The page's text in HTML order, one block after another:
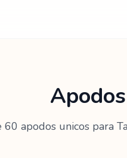
60 apodos unicos para